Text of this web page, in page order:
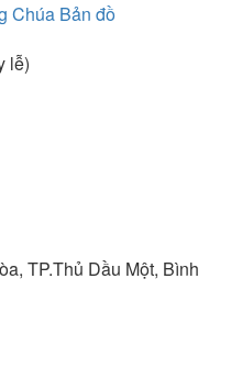
Chúa Bản đồ
lễ)
TP.Thủ Dầu Một, Bình